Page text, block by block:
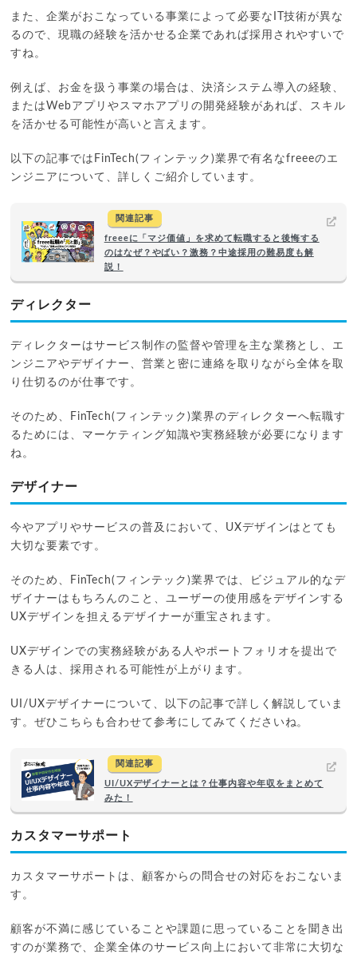
また、企業がおこなっている事業によって必要なIT技術が異な
るので、現職の経験を活かせる企業であれば採用されやすいで
すね。
例えば、お金を扱う事業の場合は、決済システム導入の経験、
またはWebアプリやスマホアプリの開発経験があれば、スキル
を活かせる可能性が高いと言えます。
以下の記事ではFinTech(フィンテック)業界で有名なfreeeのエ
ンジニアについて、詳しくご紹介しています。
関連記事
freeeに「マジ価値」を求めて転職すると後悔する
のはなぜ？やばい？激務？中途採用の難易度も解
説！
ディレクター
ディレクターはサービス制作の監督や管理を主な業務とし、エ
ンジニアやデザイナー、営業と密に連絡を取りながら全体を取
り仕切るのが仕事です。
そのため、FinTech(フィンテック)業界のディレクターへ転職す
るためには、マーケティング知識や実務経験が必要になります
ね。
デザイナー
今やアプリやサービスの普及において、UXデザインはとても
大切な要素です。
そのため、FinTech(フィンテック)業界では、ビジュアル的なデ
ザイナーはもちろんのこと、ユーザーの使用感をデザインする
UXデザインを担えるデザイナーが重宝されます。
UXデザインでの実務経験がある人やポートフォリオを提出で
きる人は、採用される可能性が上がります。
UI/UXデザイナーについて、以下の記事で詳しく解説していま
す。ぜひこちらも合わせて参考にしてみてくださいね。
関連記事
UI/UXデザイナーとは？仕事内容や年収をまとめて
みた！
カスタマーサポート
カスタマーサポートは、顧客からの問合せの対応をおこないま
す。
顧客が不満に感じていることや課題に思っていることを聞き出
すのが業務で、企業全体のサービス向上において非常に大切な